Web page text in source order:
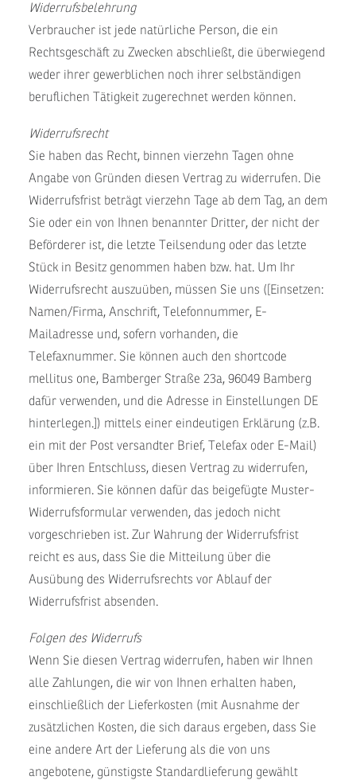
Widerrufsbelehrung
Verbraucher ist jede natürliche Person, die ein
Rechtsgeschäft zu Zwecken abschließt, die überwiegend
weder ihrer gewerblichen noch ihrer selbständigen
beruflichen Tätigkeit zugerechnet werden können.
Widerrufsrecht
Sie haben das Recht, binnen vierzehn Tagen ohne
Angabe von Gründen diesen Vertrag zu widerrufen. Die
Widerrufsfrist beträgt vierzehn Tage ab dem Tag, an dem
Sie oder ein von Ihnen benannter Dritter, der nicht der
Beförderer ist, die letzte Teilsendung oder das letzte
Stück in Besitz genommen haben bzw. hat. Um Ihr
Widerrufsrecht auszuüben, müssen Sie uns ([Einsetzen:
Namen/Firma, Anschrift, Telefonnummer, E-
Mailadresse und, sofern vorhanden, die
Telefaxnummer. Sie können auch den shortcode
mellitus one, Bamberger Straße 23a, 96049 Bamberg
dafür verwenden, und die Adresse in Einstellungen DE
hinterlegen.]) mittels einer eindeutigen Erklärung (z.B.
ein mit der Post versandter Brief, Telefax oder E-Mail)
über Ihren Entschluss, diesen Vertrag zu widerrufen,
informieren. Sie können dafür das beigefügte Muster-
Widerrufsformular verwenden, das jedoch nicht
vorgeschrieben ist. Zur Wahrung der Widerrufsfrist
reicht es aus, dass Sie die Mitteilung über die
Ausübung des Widerrufsrechts vor Ablauf der
Widerrufsfrist absenden.
Folgen des Widerrufs
Wenn Sie diesen Vertrag widerrufen, haben wir Ihnen
alle Zahlungen, die wir von Ihnen erhalten haben,
einschließlich der Lieferkosten (mit Ausnahme der
zusätzlichen Kosten, die sich daraus ergeben, dass Sie
eine andere Art der Lieferung als die von uns
angebotene, günstigste Standardlieferung gewählt